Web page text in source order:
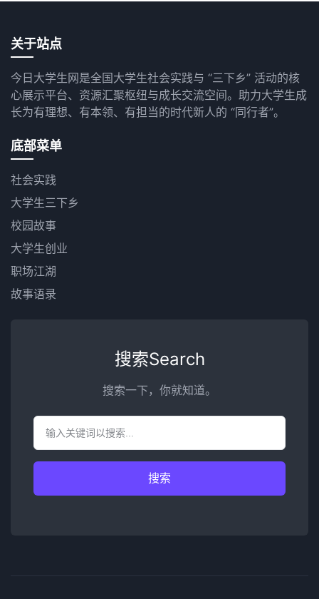
关于站点
今日大学生网是全国大学生社会实践与 “三下乡” 活动的核
心展示平台、资源汇聚枢纽与成长交流空间。助力大学生成
长为有理想、有本领、有担当的时代新人的 “同行者”。
底部菜单
社会实践
大学生三下乡
校园故事
大学生创业
职场江湖
故事语录
搜索Search
搜索一下，你就知道。
搜索